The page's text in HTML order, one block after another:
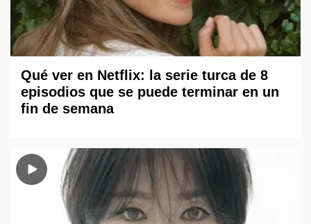
Qué ver en Netflix: la serie turca de 8
episodios que se puede terminar en un
fin de semana